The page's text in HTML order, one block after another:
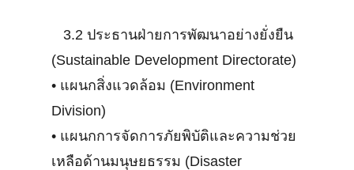
3.2 ประธานฝ่ายการพัฒนาอย่างยั่งยืน
(Sustainable Development Directorate)
• แผนกสิ่งแวดล้อม (Environment
Division)
• แผนกการจัดการภัยพิบัติและความช่วย
เหลือด้านมนุษยธรรม (Disaster